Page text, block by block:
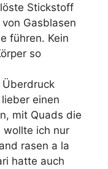
Stickstoff
Gasblasen
führen. Kein
so
einen
mit Quads die
wollte ich nur
rasen a la
hatte auch